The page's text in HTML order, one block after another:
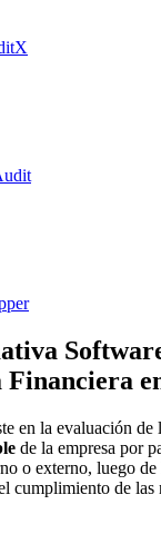
Financiera
en la evaluación de
de la empresa por
o externo, luego
cumplimiento de las